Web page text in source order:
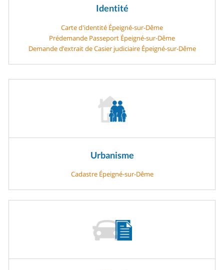
Identité
Carte d'identité Épeigné-sur-Dême
Prédemande Passeport Épeigné-sur-Dême
Demande d’extrait de Casier judiciaire Épeigné-sur-Dême
Urbanisme
Cadastre Épeigné-sur-Dême